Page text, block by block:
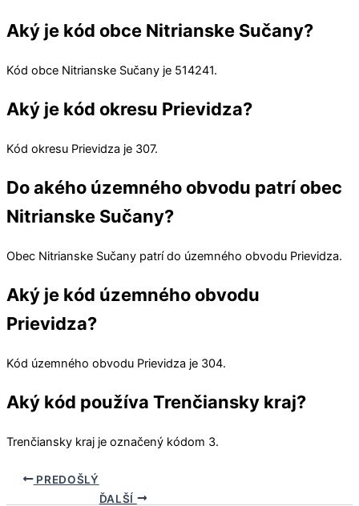
Aký je kód obce Nitrianske Sučany?
Kód obce Nitrianske Sučany je 514241.
Aký je kód okresu Prievidza?
Kód okresu Prievidza je 307.
Do akého územného obvodu patrí obec
Nitrianske Sučany?
Obec Nitrianske Sučany patrí do územného obvodu Prievidza.
Aký je kód územného obvodu
Prievidza?
Kód územného obvodu Prievidza je 304.
Aký kód používa Trenčiansky kraj?
Trenčiansky kraj je označený kódom 3.
PREDOŠLÝ
ĎALŠÍ